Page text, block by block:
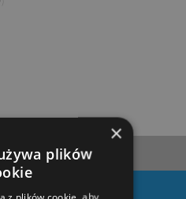
NA GÓRĘ
×
plików
z plików cookie, aby